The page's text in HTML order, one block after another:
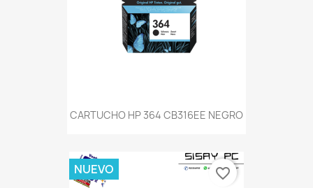
CARTUCHO HP 364 CB316EE NEGRO
NUEVO favorite_border